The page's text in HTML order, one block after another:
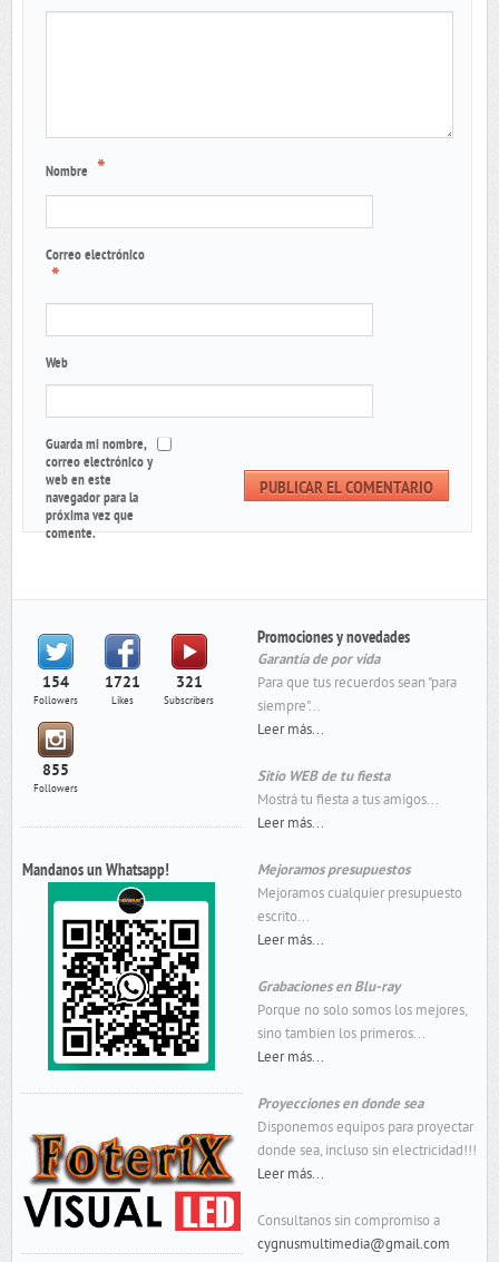
Nombre *
Correo electrónico
*
Web
Guarda mi nombre,
correo electrónico y
web en este
navegador para la
próxima vez que
comente.
154
Followers
1721
Likes
321
Subscribers
855
Followers
Mandanos un Whatsapp!
Promociones y novedades
Garantía de por vida
Para que tus recuerdos sean "para
siempre"...
Leer más...
Sitio WEB de tu fiesta
Mostrá tu fiesta a tus amigos...
Leer más...
Mejoramos presupuestos
Mejoramos cualquier presupuesto
escrito...
Leer más...
Grabaciones en Blu-ray
Porque no solo somos los mejores,
sino tambien los primeros...
Leer más...
Proyecciones en donde sea
Disponemos equipos para proyectar
donde sea, incluso sin electricidad!!!
Leer más...
Consultanos sin compromiso a
cygnusmultimedia@gmail.com